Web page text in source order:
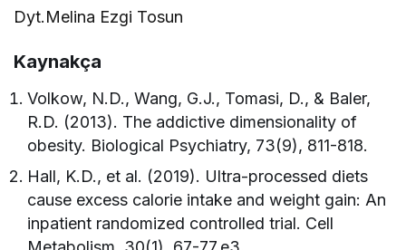
Dyt.Melina Ezgi Tosun
Kaynakça
Volkow, N.D., Wang, G.J., Tomasi, D., & Baler,
R.D. (2013). The addictive dimensionality of
obesity. Biological Psychiatry, 73(9), 811-818.
Hall, K.D., et al. (2019). Ultra-processed diets
cause excess calorie intake and weight gain: An
inpatient randomized controlled trial. Cell